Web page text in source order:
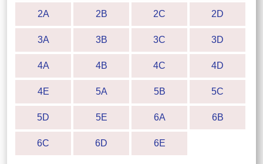
2A 2B 2C 2D
3A 3B 3C 3D
4A 4B 4C 4D
4E 5A 5B 5C
5D 5E 6A 6B
6C 6D 6E